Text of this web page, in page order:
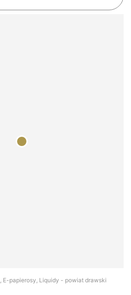
E-papierosy, Liquidy - powiat drawski